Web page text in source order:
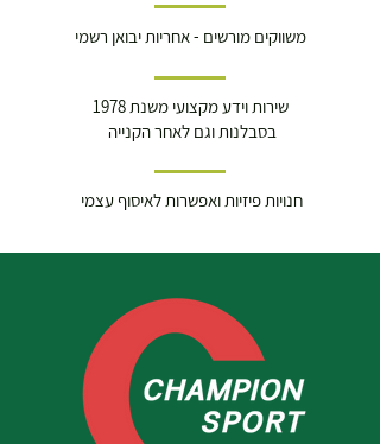
משווקים מורשים - אחריות יבואן רשמי
שירות וידע מקצועי משנת 1978
בסבלנות וגם לאחר הקנייה
חנויות פיזיות ואפשרות לאיסוף עצמי